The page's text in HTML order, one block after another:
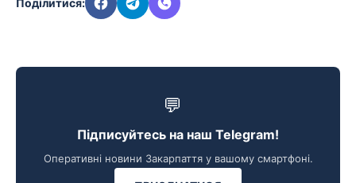
Поділитися:
💬
Підписуйтесь на наш Telegram!
Оперативні новини Закарпаття у вашому смартфоні.